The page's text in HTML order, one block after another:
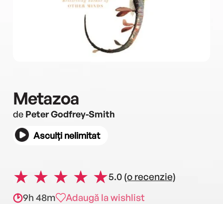
Metazoa
de Peter Godfrey-Smith
Asculți nelimitat
5.0 (o recenzie)
9h 48m
Adaugă la wishlist